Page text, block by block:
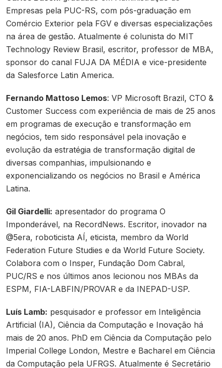
Empresas pela PUC-RS, com pós-graduação em
Comércio Exterior pela FGV e diversas especializações
na área de gestão. Atualmente é colunista do MIT
Technology Review Brasil, escritor, professor de MBA,
sponsor do canal FUJA DA MÉDIA e vice-presidente
da Salesforce Latin America.
Fernando Mattoso Lemos: VP Microsoft Brazil, CTO &
Customer Success com experiência de mais de 25 anos
em programas de execução e transformação em
negócios, tem sido responsável pela inovação e
evolução da estratégia de transformação digital de
diversas companhias, impulsionando e
exponencializando os negócios no Brasil e América
Latina.
Gil Giardelli: apresentador do programa O
Imponderável, na RecordNews. Escritor, inovador na
@5era, roboticista AÍ, eticista, membro da World
Federation Future Studies e da World Future Society.
Colabora com o Insper, Fundação Dom Cabral,
PUC/RS e nos últimos anos lecionou nos MBAs da
ESPM, FIA-LABFIN/PROVAR e da INEPAD-USP.
Luís Lamb: pesquisador e professor em Inteligência
Artificial (IA), Ciência da Computação e Inovação há
mais de 20 anos. PhD em Ciência da Computação pelo
Imperial College London, Mestre e Bacharel em Ciência
da Computação pela UFRGS. Atualmente é Secretário